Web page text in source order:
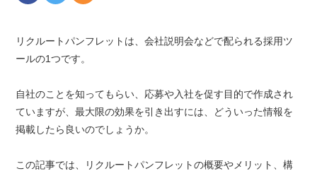
リクルートパンフレットは、会社説明会などで配られる採用ツ
ールの1つです。
自社のことを知ってもらい、応募や入社を促す目的で作成され
ていますが、最大限の効果を引き出すには、どういった情報を
掲載したら良いのでしょうか。
この記事では、リクルートパンフレットの概要やメリット、構